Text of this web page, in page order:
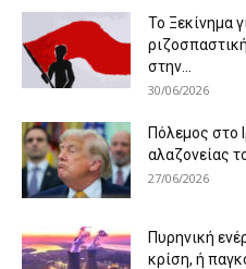
Το Ξεκίνημα
στην...
30/06/2026
Πόλεμος στο
αλαζονείας
27/06/2026
Πυρηνική
κρίση, ή